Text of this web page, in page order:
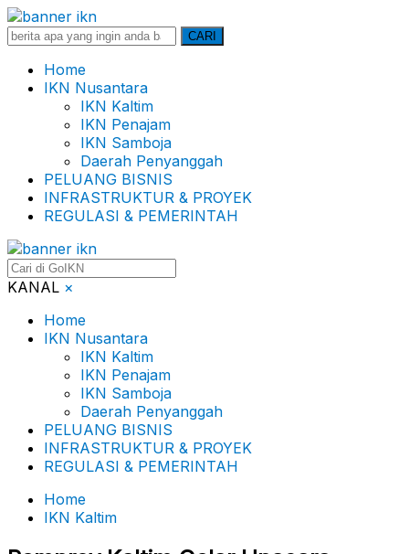
Search
CARI
Home
IKN Nusantara
IKN Kaltim
IKN Penajam
IKN Samboja
Daerah Penyanggah
PELUANG BISNIS
INFRASTRUKTUR & PROYEK
REGULASI & PEMERINTAH
KANAL ×
Home
IKN Nusantara
IKN Kaltim
IKN Penajam
IKN Samboja
Daerah Penyanggah
PELUANG BISNIS
INFRASTRUKTUR & PROYEK
REGULASI & PEMERINTAH
Home
IKN Kaltim